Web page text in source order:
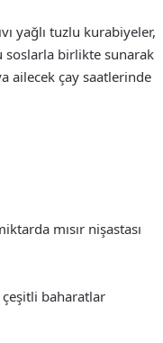
yağlı tuzlu kurabiyeler,
soslarla birlikte sunarak
ailecek çay saatlerinde
mısır nişastası
baharatlar